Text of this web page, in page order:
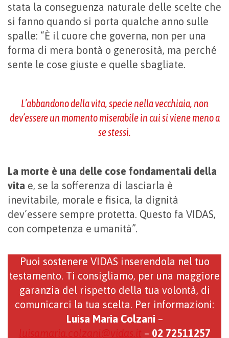
stata la conseguenza naturale delle scelte che
si fanno quando si porta qualche anno sulle
spalle: “È il cuore che governa, non per una
forma di mera bontà o genero­sità, ma perché
sente le cose giuste e quelle sbagliate.
L’abbandono della vita, specie nella vecchiaia, non
dev’essere un momento miserabile in cui si viene meno a
se stessi.
La morte è una delle cose fondamentali della
vita e, se la sofferenza di lasciarla è
inevitabile, morale e fisica, la dignità
dev’essere sempre protetta. Questo fa VIDAS,
con competenza e umanità”.
Puoi sostenere VIDAS inserendola nel tuo
testamento. Ti consigliamo, per una maggiore
garanzia del rispetto della tua volontà, di
comunicarci la tua scelta. Per informazioni:
Luisa Maria Colzani –
luisamaria.colzani@vidas.it – 02 72511257